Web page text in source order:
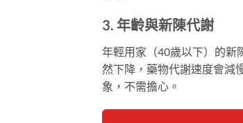
3. 年齡與新陳代謝
年輕用家（40歲以下）的新
然下降，藥物代謝速度會減
象，不需擔心。